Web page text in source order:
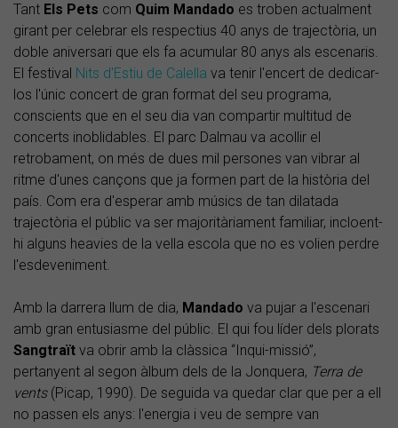
Tant Els Pets com Quim Mandado es troben actualment
girant per celebrar els respectius 40 anys de trajectòria, un
doble aniversari que els fa acumular 80 anys als escenaris.
El festival Nits d'Estiu de Calella va tenir l'encert de dedicar-
los l'únic concert de gran format del seu programa,
conscients que en el seu dia van compartir multitud de
concerts inoblidables. El parc Dalmau va acollir el
retrobament, on més de dues mil persones van vibrar al
ritme d'unes cançons que ja formen part de la història del
país. Com era d'esperar amb músics de tan dilatada
trajectòria el públic va ser majoritàriament familiar, incloent-
hi alguns heavies de la vella escola que no es volien perdre
l'esdeveniment.
Amb la darrera llum de dia, Mandado va pujar a l'escenari
amb gran entusiasme del públic. El qui fou líder dels plorats
Sangtraït va obrir amb la clàssica “Inqui-missió”,
pertanyent al segon àlbum dels de la Jonquera, Terra de
vents(Picap, 1990). De seguida va quedar clar que per a ell
no passen els anys: l'energia i veu de sempre van